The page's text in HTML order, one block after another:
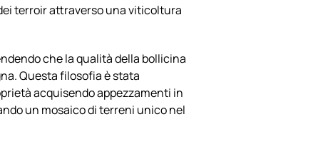
terroir attraverso una viticoltura
che la qualità della bollicina
Questa filosofia è stata
acquisendo appezzamenti in
un mosaico di terreni unico nel